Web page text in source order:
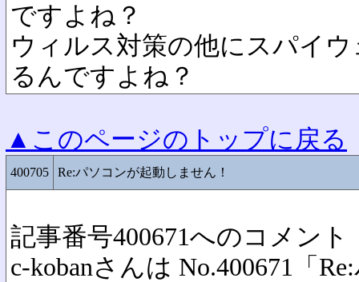
ですよね？
ウィルス対策の他にスパイ
るんですよね？
▲このページのトップに戻る
400705 Re:パソコンが起動しません！
記事番号400671へのコメント
c-kobanさんは No.400671「